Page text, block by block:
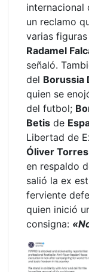
internacional
un reclamo
varias
Radamel
señaló.
del Borussia
quien se
del futbol;
Betis de
Libertad de
Óliver
en respaldo
salió la ex
ferviente
quien inició
consigna: